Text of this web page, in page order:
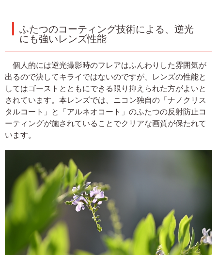
ふたつのコーティング技術による、逆光
にも強いレンズ性能
個人的には逆光撮影時のフレアはふんわりした雰囲気が
出るので決してキライではないのですが、レンズの性能と
してはゴーストとともにできる限り抑えられた方がよいと
されています。本レンズでは、ニコン独自の「ナノクリス
タルコート」と「アルネオコート」のふたつの反射防止コ
ーティングが施されていることでクリアな画質が保たれて
います。